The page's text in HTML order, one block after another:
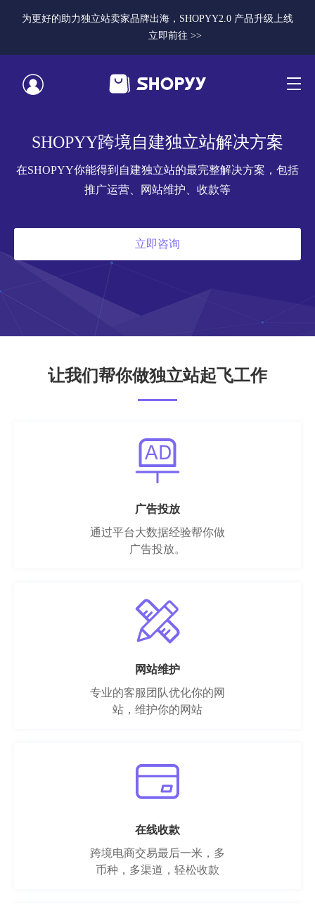
为更好的助力独立站卖家品牌出海，SHOPYY2.0 产品升级上线
立即前往 >>
SHOPYY跨境自建独立站解决方案
在SHOPYY你能得到自建独立站的最完整解决方案，包括
推广运营、网站维护、收款等
立即咨询
让我们帮你做独立站起飞工作
广告投放
通过平台大数据经验帮你做
广告投放。
网站维护
专业的客服团队优化你的网
站，维护你的网站
在线收款
跨境电商交易最后一米，多
币种，多渠道，轻松收款